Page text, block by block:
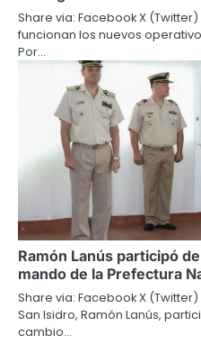
Share via: Facebook X
funcionan los nuevos
Por…
Ramón Lanús participó
mando de la Prefectura
Share via: Facebook X
San Isidro, Ramón Lanús,
cambio…